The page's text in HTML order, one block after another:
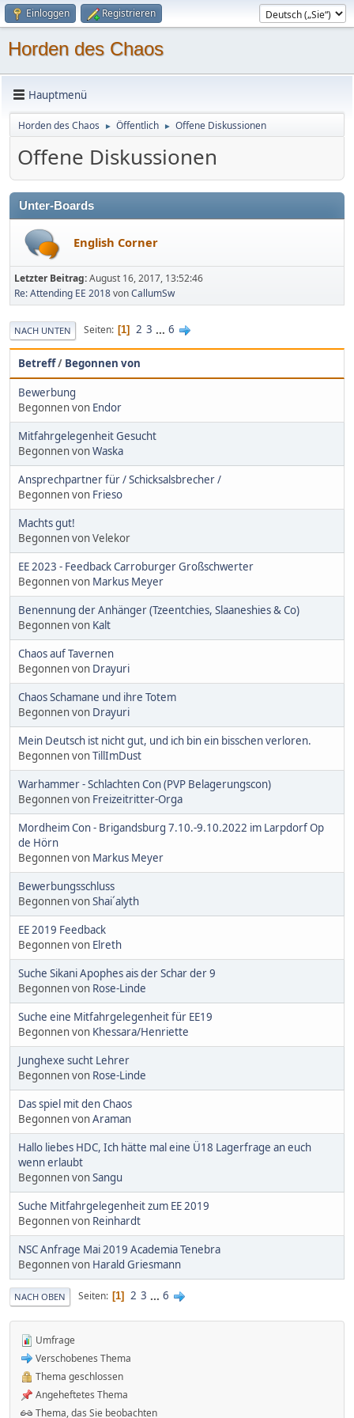
Einloggen Registrieren
Horden des Chaos
Hauptmenü
Horden des Chaos ► Öffentlich ► Offene Diskussionen
Offene Diskussionen
Unter-Boards
English Corner
Letzter Beitrag:August 16, 2017, 13:52:46
Re: Attending EE 2018vonCallumSw
NACH UNTEN Seiten 1 2 3 ... 6
Betreff/ Begonnen von
Bewerbung
Begonnen von Endor
Mitfahrgelegenheit Gesucht
Begonnen vonWaska
Ansprechpartner für / Schicksalsbrecher /
Begonnen von Frieso
Machts gut!
Begonnen von Velekor
EE 2023 - Feedback Carroburger Großschwerter
Begonnen von Markus Meyer
Benennung der Anhänger (Tzeentchies, Slaaneshies & Co)
Begonnen von Kalt
Chaos auf Tavernen
Begonnen von Drayuri
Chaos Schamane und ihre Totem
Begonnen von Drayuri
Mein Deutsch ist nicht gut, und ich bin ein bisschen verloren.
Begonnen vonTillImDust
Warhammer - Schlachten Con (PVP Belagerungscon)
Begonnen von Freizeitritter-Orga
Mordheim Con - Brigandsburg 7.10.-9.10.2022 im Larpdorf Op
de Hörn
Begonnen von Markus Meyer
Bewerbungsschluss
Begonnen vonShai´alyth
EE 2019 Feedback
Begonnen von Elreth
Suche Sikani Apophes ais der Schar der 9
Begonnen von Rose-Linde
Suche eine Mitfahrgelegenheit für EE19
Begonnen von Khessara/Henriette
Junghexe sucht Lehrer
Begonnen von Rose-Linde
Das spiel mit den Chaos
Begonnen vonAraman
Hallo liebes HDC, Ich hätte mal eine Ü18 Lagerfrage an euch
wenn erlaubt
Begonnen vonSangu
Suche Mitfahrgelegenheit zum EE 2019
Begonnen von Reinhardt
NSC Anfrage Mai 2019 Academia Tenebra
Begonnen von Harald Griesmann
NACH OBEN Seiten 1 2 3 ... 6
Umfrage
Verschobenes Thema
Thema geschlossen
Angeheftetes Thema
Thema, das Sie beobachten